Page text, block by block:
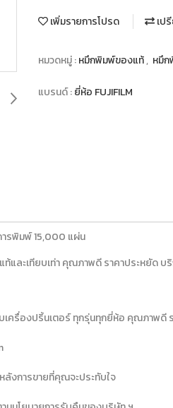
เพิ่มรายการโปรด เป
หมวดหมู่ :หมึกพิมพ์ของแท้, หมึก
แบรนด์ :ยี่ห้อ FUJIFILM
ารพิมพ์ 15,000 แผ่น
ท้และเทียบเท่า คุณภาพดี ราคาประหยั
ครื่องปริ้นเตอร์ ทุกรุ่นทุกยี่ห้อ คุณภาพดี
ลังการขายที่คุณจะประทับใจ